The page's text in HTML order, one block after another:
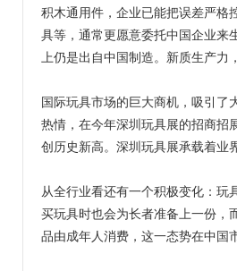
积木通用件，企业已能把误差严格
具等，通常更愿意委托中国企业来
上仍是出自中国制造。新质生产
国际玩具市场的巨大商机，吸引
热情，在今年深圳玩具展的招商招
创历史新高。深圳玩具展承载着业
从全行业看还有一个积极变化：玩
买玩具时也会为长者准备上一份，
品由成年人消费，这一态势在中国